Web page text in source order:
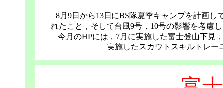
8月9日から13日にBS隊夏季キャンプを計画
れたこと，そして台風9号，10号の影響を考慮
今月のHPには，7月に実施した富士登山下見
実施したスカウトスキルトレー